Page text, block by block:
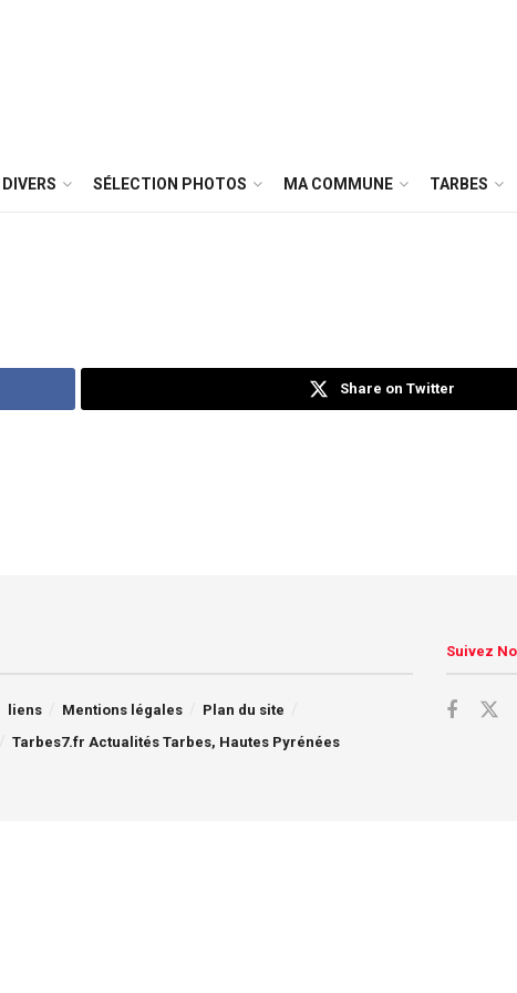
SÉLECTION PHOTOS MA COMMUNE TARBES
Share on Twitter
liens Mentions légales
Plan du site
Tarbes7.fr Actualités Tarbes, Hautes Pyrénées
Suivez